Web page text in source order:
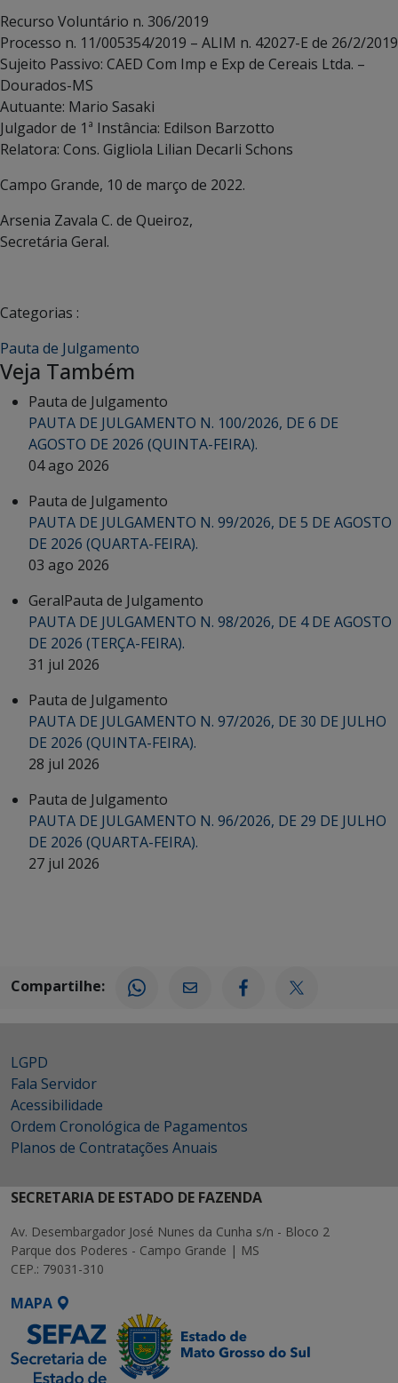
Recurso Voluntário n. 306/2019
Processo n. 11/005354/2019 – ALIM n. 42027-E de 26/2/2019
Sujeito Passivo: CAED Com Imp e Exp de Cereais Ltda. –
Dourados-MS
Autuante: Mario Sasaki
Julgador de 1ª Instância: Edilson Barzotto
Relatora: Cons. Gigliola Lilian Decarli Schons
Campo Grande, 10 de março de 2022.
Arsenia Zavala C. de Queiroz,
Secretária Geral.
Categorias :
Pauta de Julgamento
Veja Também
Pauta de Julgamento
PAUTA DE JULGAMENTO N. 100/2026, DE 6 DE
AGOSTO DE 2026 (QUINTA-FEIRA).
04 ago 2026
Pauta de Julgamento
PAUTA DE JULGAMENTO N. 99/2026, DE 5 DE AGOSTO
DE 2026 (QUARTA-FEIRA).
03 ago 2026
GeralPauta de Julgamento
PAUTA DE JULGAMENTO N. 98/2026, DE 4 DE AGOSTO
DE 2026 (TERÇA-FEIRA).
31 jul 2026
Pauta de Julgamento
PAUTA DE JULGAMENTO N. 97/2026, DE 30 DE JULHO
DE 2026 (QUINTA-FEIRA).
28 jul 2026
Pauta de Julgamento
PAUTA DE JULGAMENTO N. 96/2026, DE 29 DE JULHO
DE 2026 (QUARTA-FEIRA).
27 jul 2026
Compartilhe:
LGPD
Fala Servidor
Acessibilidade
Ordem Cronológica de Pagamentos
Planos de Contratações Anuais
SECRETARIA DE ESTADO DE FAZENDA
Av. Desembargador José Nunes da Cunha s/n - Bloco 2
Parque dos Poderes - Campo Grande | MS
CEP.: 79031-310
MAPA